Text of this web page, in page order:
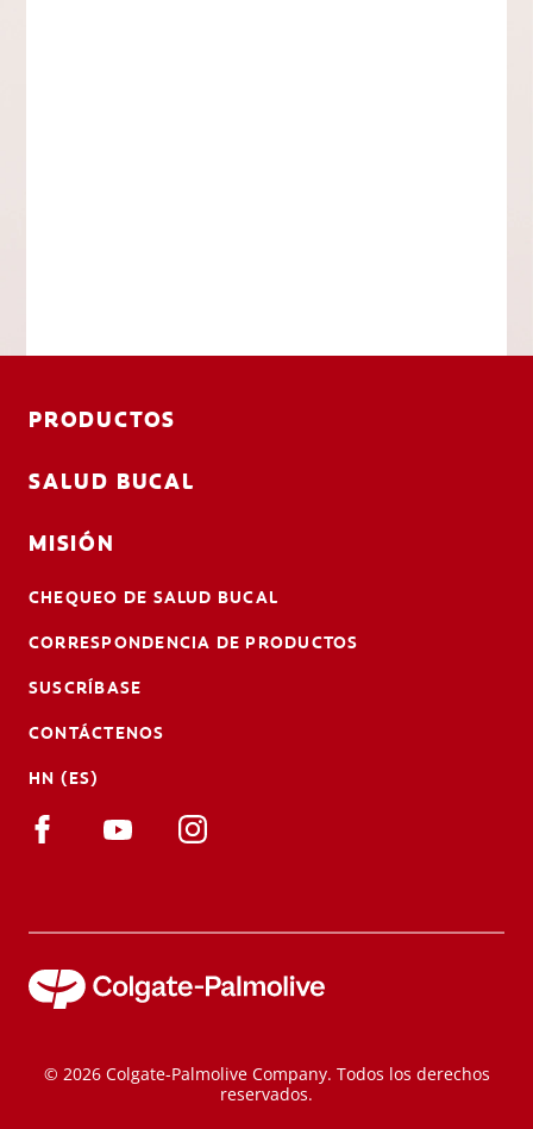
PRODUCTOS
SALUD BUCAL
MISIÓN
CHEQUEO DE SALUD BUCAL
CORRESPONDENCIA DE PRODUCTOS
SUSCRÍBASE
CONTÁCTENOS
HN (ES)
© 2026 Colgate-Palmolive Company. Todos los derechos
reservados.